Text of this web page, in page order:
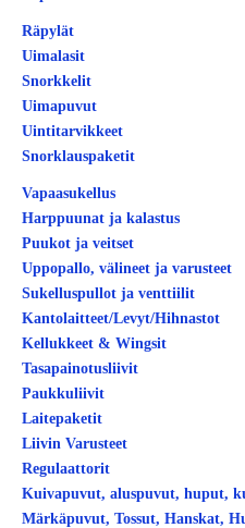
Räpylät
Uimalasit
Snorkkelit
Uimapuvut
Uintitarvikkeet
Snorklauspaketit
Vapaasukellus
Harppuunat ja kalastus
Puukot ja veitset
Uppopallo, välineet ja varusteet
Sukelluspullot ja venttiilit
Kantolaitteet/Levyt/Hihnastot
Kellukkeet & Wingsit
Tasapainotusliivit
Paukkuliivit
Laitepaketit
Liivin Varusteet
Regulaattorit
Kuivapuvut, aluspuvut, huput,
Märkäpuvut, Tossut, Hanskat,